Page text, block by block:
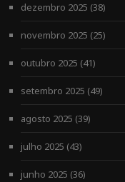
dezembro 2025 (38)
novembro 2025 (25)
outubro 2025 (41)
setembro 2025 (49)
agosto 2025 (39)
julho 2025 (43)
junho 2025 (36)